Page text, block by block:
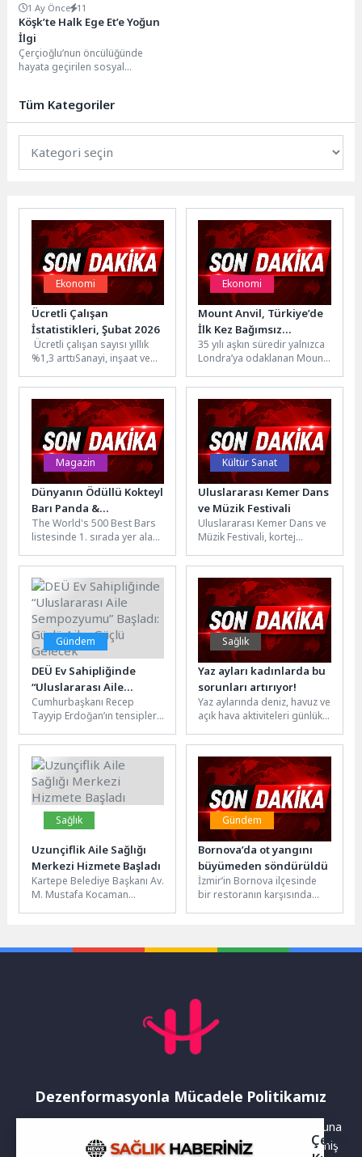
1 Ay Önce 11
Köşk’te Halk Ege Et’e Yoğun
İlgi
Çerçioğlu’nun öncülüğünde
hayata geçirilen sosyal
aracı...
Tüm Kategoriler
Ekonomi
Ücretli Çalışan
İstatistikleri, Şubat 2026
Ücretli çalışan sayısı yıllık
%1,3 arttıSanayi, inşaat ve
toplamında ücretli çalışan
sayısı 2026...
Ekonomi
Mount Anvil, Türkiye’de
İlk Kez Bağımsız
Operasyon Modeline
Geçti
35 yılı aşkın süredir yalnızca
Londra’ya odaklanan Mount
teslim performansı...
Magazin
Dünyanın Ödüllü Kokteyl
Barı Panda &
Sons, GloriaSerenity
Resort’ta Miksoloji
Tutkunlarıyla Buluşuyor
The World's 500 Best Bars
listesinde 1. sırada yer alan
Kültür Sanat
Uluslararası Kemer Dans
ve Müzik Festivali
Uluslararası Kemer Dans ve
Müzik Festivali, kortej
dans gösterileri ile
başladı. Kemer Belediyesi...
Gündem
DEÜ Ev Sahipliğinde
“Uluslararası Aile
Sempozyumu” Başladı:
Güçlü Aile, Güçlü
Gelecek
Cumhurbaşkanı Recep
Tayyip Erdoğan’ın tensipleri
Yılı”, 2026-2035 yıllarının ise
“Aile ve Nüfus On...
Sağlık
Yaz ayları kadınlarda bu
sorunları artırıyor!
Yaz aylarında deniz, havuz ve
açık hava aktiviteleri günlük
parçası haline geliyor....
Sağlık
Uzunçiflik Aile Sağlığı
Merkezi Hizmete Başladı
Kartepe Belediye Başkanı Av.
M. Mustafa Kocaman
Gündem
Bornova’da ot yangını
büyümeden söndürüldü
İzmir’in Bornova ilçesinde
bir restoranın karşısında
Dezenformasyonla Mücadele Politikamız
Yayınlanan haberler doğruluk ilkesi gözetilerek hazırlanır. Buna
rağmen bazı içeriklerde eksik, hatalı veya güncelliğini yitirmiş
Çerez